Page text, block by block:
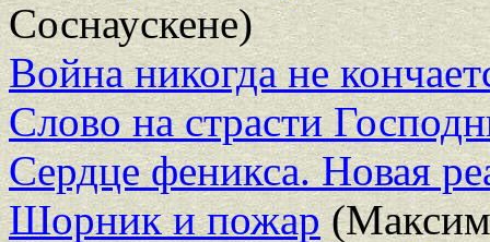
Соснаускене)
Война никогда не
Слово на страсти
Сердце феникса. Новая
Шорник и пожар(Максим